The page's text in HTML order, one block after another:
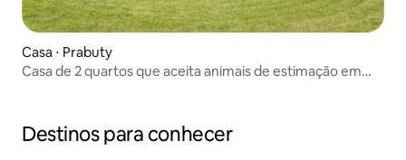
Casa ⋅ Prabuty
Casa de 2 quartos que aceita animais de estimação em
Destinos para conhecer